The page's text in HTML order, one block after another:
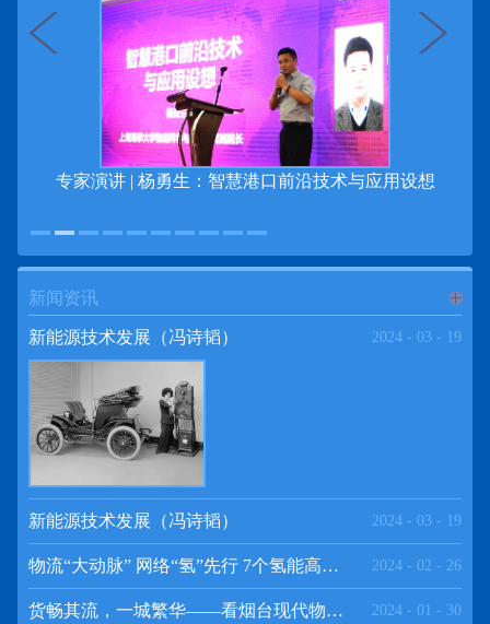
专家演讲 | 杨勇生：智慧港口前沿技术与应用设想
新闻资讯
新能源技术发展（冯诗韬） 2024 - 03 - 19
新能源技术发展（冯诗韬） 2024 - 03 - 19
物流“大动脉” 网络“氢”先行 7个氢能高速场景落地京津冀 2024 - 02 - 26
货畅其流，一城繁华——看烟台现代物流发展 2024 - 01 - 30
频道
>>